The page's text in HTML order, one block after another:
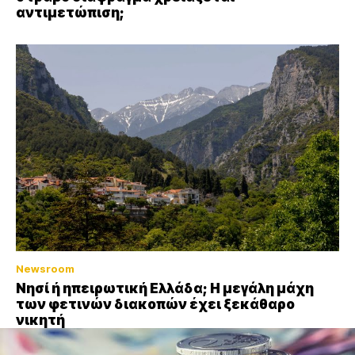
αντιμετώπιση;
Newsroom
Νησί ή ηπειρωτική Ελλάδα; Η μεγάλη μάχη
των φετινών διακοπών έχει ξεκάθαρο
νικητή